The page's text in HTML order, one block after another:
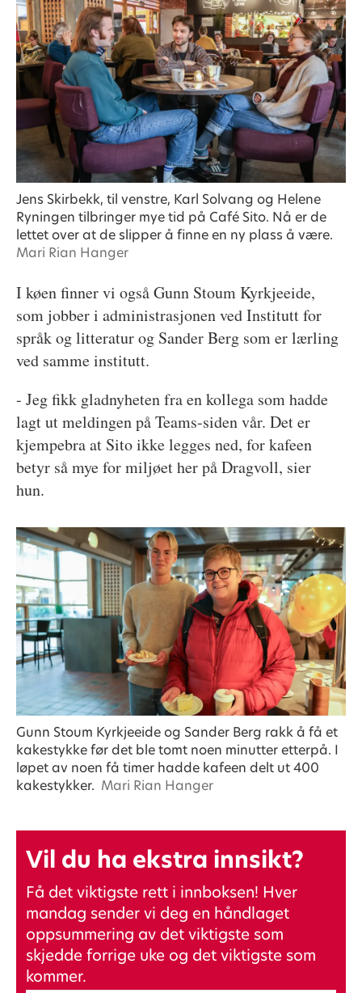
Jens Skirbekk, til venstre, Karl Solvang og Helene
Ryningen tilbringer mye tid på Café Sito. Nå er de
lettet over at de slipper å finne en ny plass å være.
Mari Rian Hanger
I køen finner vi også Gunn Stoum Kyrkjeeide,
som jobber i administrasjonen ved Institutt for
språk og litteratur og Sander Berg som er lærling
ved samme institutt.
- Jeg fikk gladnyheten fra en kollega som hadde
lagt ut meldingen på Teams-siden vår. Det er
kjempebra at Sito ikke legges ned, for kafeen
betyr så mye for miljøet her på Dragvoll, sier
hun.
Gunn Stoum Kyrkjeeide og Sander Berg rakk å få et
kakestykke før det ble tomt noen minutter etterpå. I
løpet av noen få timer hadde kafeen delt ut 400
kakestykker. Mari Rian Hanger
Vil du ha ekstra innsikt?
Få det viktigste rett i innboksen! Hver
mandag sender vi deg en håndlaget
oppsummering av det viktigste som
skjedde forrige uke og det viktigste som
kommer.